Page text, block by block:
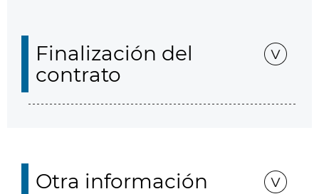
Finalización del
contrato
Otra información